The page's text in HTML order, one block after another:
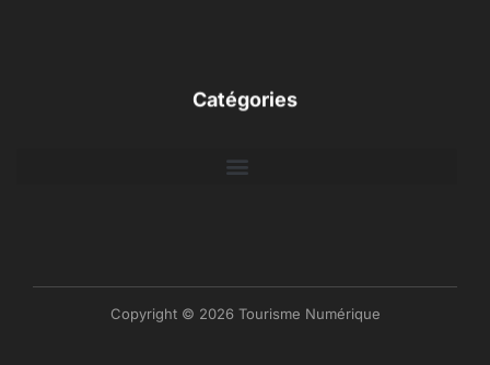
Catégories
Copyright © 2026 Tourisme Numérique